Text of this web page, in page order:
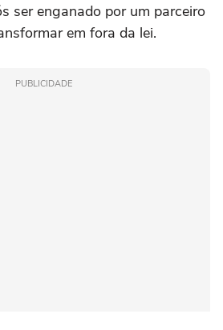
ser enganado por um parceiro
em fora da lei.
PUBLICIDADE